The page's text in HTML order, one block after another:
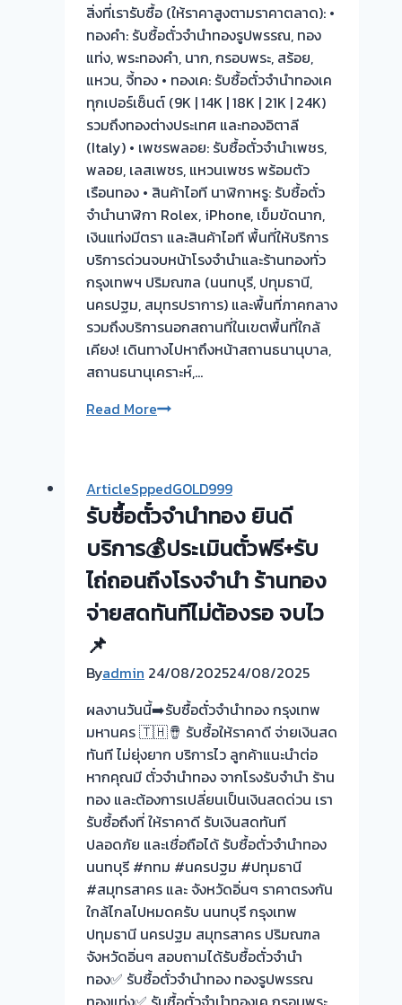
สิ่งที่เรารับซื้อ (ให้ราคาสูงตามราคาตลาด): •
ทองคำ: รับซื้อตั๋วจำนำทองรูปพรรณ, ทอง
แท่ง, พระทองคำ, นาก, กรอบพระ, สร้อย,
แหวน, จี้ทอง • ทองเค: รับซื้อตั๋วจำนำทองเค
ทุกเปอร์เซ็นต์ (9K | 14K | 18K | 21K | 24K)
รวมถึงทองต่างประเทศ และทองอิตาลี
(Italy) • เพชรพลอย: รับซื้อตั๋วจำนำเพชร,
พลอย, เลสเพชร, แหวนเพชร พร้อมตัว
เรือนทอง • สินค้าไอที นาฬิกาหรู: รับซื้อตั๋ว
จำนำนาฬิกา Rolex, iPhone, เข็มขัดนาก,
เงินแท่งมีตรา และสินค้าไอที พื้นที่ให้บริการ
บริการด่วนจบหน้าโรงจำนำและร้านทองทั่ว
กรุงเทพฯ ปริมณฑล (นนทบุรี, ปทุมธานี,
นครปฐม, สมุทรปราการ) และพื้นที่ภาคกลาง
รวมถึงบริการนอกสถานที่ในเขตพื้นที่ใกล้
เคียง! เดินทางไปหาถึงหน้าสถานธนานุบาล,
สถานธนานุเคราะห์,…
Read Moreรับ
ทอง
ทุก
ชนิด
ให้
ราคา
สูง!
ตั๋ว
จำนำ
เป็น
เงินสด
ไม่
ต้อง
ทน
จ่าย
ดอกเบี้ย
แพง
เบื่อ
ไหม
กับ
การ
จ่าย
ArticleSppedGOLD999
รับซื้อตั๋วจำนำทอง ยินดี
บริการ💰ประเมินตั๋วฟรี+รับ
ไถ่ถอนถึงโรงจำนำ ร้านทอง
จ่ายสดทันทีไม่ต้องรอ จบไว
📌
Byadmin 24/08/202524/08/2025
ผลงานวันนี้➡️รับซื้อตั๋วจำนำทอง กรุงเทพ
มหานคร 🇹🇭🪘 รับซื้อให้ราคาดี จ่ายเงินสด
ทันที ไม่ยุ่งยาก บริการไว ลูกค้าแนะนำต่อ
หากคุณมี ตั๋วจำนำทอง จากโรงรับจำนำ ร้าน
ทอง และต้องการเปลี่ยนเป็นเงินสดด่วน เรา
รับซื้อถึงที่ ให้ราคาดี รับเงินสดทันที
ปลอดภัย และเชื่อถือได้ รับซื้อตั๋วจำนำทอง
นนทบุรี #กทม #นครปฐม #ปทุมธานี
#สมุทรสาคร และ จังหวัดอิ่นๆ ราคาตรงกัน
ใกล้ไกลไปหมดครับ นนทบุรี กรุงเทพ
ปทุมธานี นครปฐม สมุทรสาคร ปริมณฑล
จังหวัดอิ่นๆ สอบถามได้รับซื้อตั๋วจำนำ
ทอง✅ รับซื้อตั๋วจำนำทอง ทองรูปพรรณ